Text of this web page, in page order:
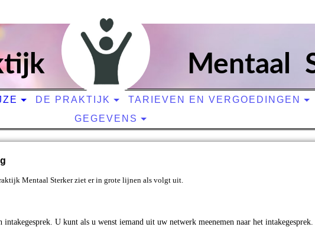
Mentaal
DE PRAKTIJK TARIEVEN EN VERGOEDINGEN
GEGEVENS
Mentaal Sterker ziet er in grote lijnen als volgt uit.
intakegesprek. U kunt als u wenst iemand uit uw netwerk meenemen naar het intakegesprek.